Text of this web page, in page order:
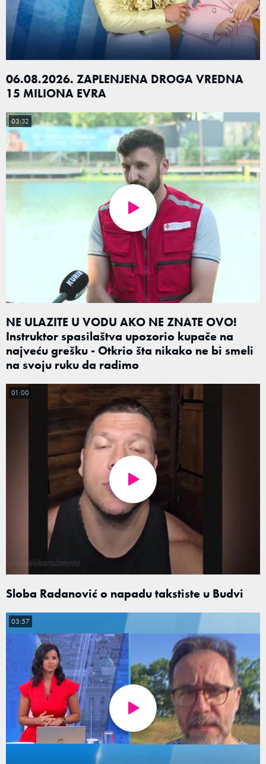
06.08.2026. ZAPLENJENA DROGA VREDNA
15 MILIONA EVRA
NE ULAZITE U VODU AKO NE ZNATE OVO!
Instruktor spasilaštva upozorio kupače na
najveću grešku - Otkrio šta nikako ne bi smeli
na svoju ruku da radimo
03:32
Sloba Radanović o napadu takstiste u Budvi
01:00
03:57